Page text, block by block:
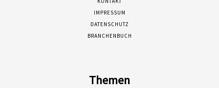
IMPRESSUM
DATENSCHUTZ
BRANCHENBUCH
Themen